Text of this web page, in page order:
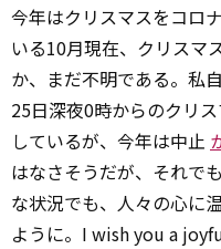
今年はクリスマスをコロ
いる10月現在、クリスマ
か、まだ不明である。私
25日深夜0時からのクリ
しているが、今年は中止
はなさそうだが、それで
な状況でも、人々の心に
ように。I wish you a